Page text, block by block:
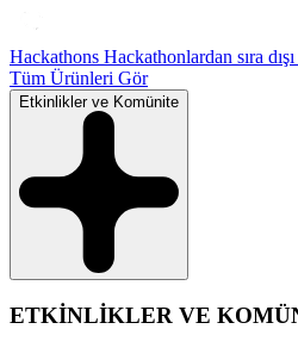
Hackathons Hackathonlardan sıra
Tüm Ürünleri Gör
Etkinlikler ve Komünite
ETKİNLİKLER VE